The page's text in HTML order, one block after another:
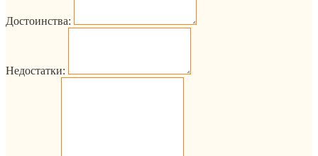
Достоинства:
Недостатки: